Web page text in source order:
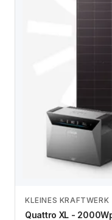
KLEINES KRAFTWERK
Quattro XL -